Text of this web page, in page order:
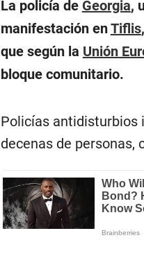
La policía de Georgia,
manifestación enTiflis
que según la Unión
bloque comunitario.
Policías antidisturbios
decenas de personas,